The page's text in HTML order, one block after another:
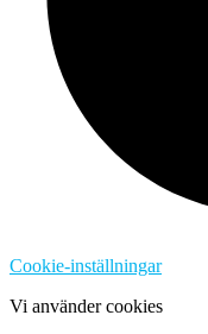
Cookie-inställningar
Vi använder cookies